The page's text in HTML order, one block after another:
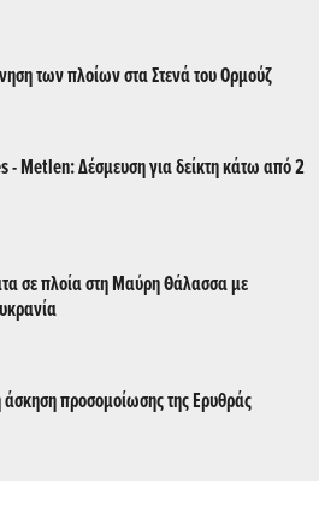
των πλοίων στα Στενά του Ορμούζ
- Metlen: Δέσμευση για δείκτη κάτω από 2
σε πλοία στη Μαύρη Θάλασσα με
προσομοίωσης της Ερυθράς